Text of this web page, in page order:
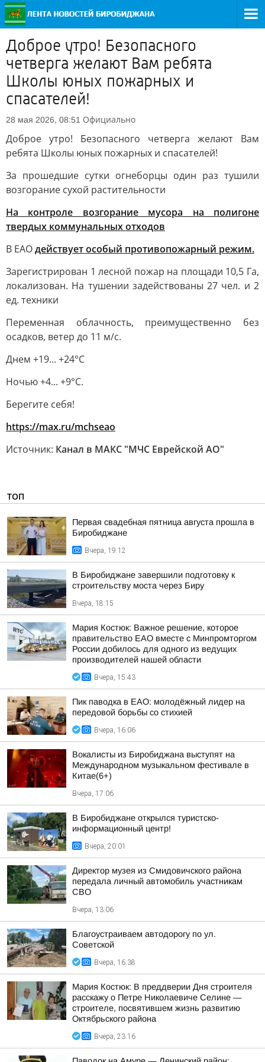
Доброе утро! Безопасного
четверга желают Вам ребята
Школы юных пожарных и
спасателей!
28 мая 2026, 08:51 Официально
Доброе утро! Безопасного четверга желают Вам
ребята Школы юных пожарных и спасателей!
За прошедшие сутки огнеборцы один раз тушили
возгорание сухой растительности
На контроле возгорание мусора на полигоне
твердых коммунальных отходов
В ЕАОдействует особый противопожарный режим.
Зарегистрирован 1 лесной пожар на площади 10,5 Га,
локализован. На тушении задействованы 27 чел. и 2
ед. техники
Переменная облачность, преимущественно без
осадков, ветер до 11 м/с.
Днем +19... +24°С
Ночью +4... +9°С.
Берегите себя!
https://max.ru/mchseao
Источник: Канал в МАКС "МЧС Еврейской АО"
ТОП
Первая свадебная пятница августа прошла в
Биробиджане
Вчера, 19:12
В Биробиджане завершили подготовку к
строительству моста через Биру
Вчера, 18:15
Мария Костюк: Важное решение, которое
правительство ЕАО вместе с Минпромторгом
России добилось для одного из ведущих
производителей нашей области
Вчера, 15:43
Пик паводка в ЕАО: молодёжный лидер на
передовой борьбы со стихией
Вчера, 16:06
Вокалисты из Биробиджана выступят на
Международном музыкальном фестивале в
Китае(6+)
Вчера, 17:06
В Биробиджане открылся туристско-
информационный центр!
Вчера, 20:01
Директор музея из Смидовичского района
передала личный автомобиль участникам
СВО
Вчера, 13:06
Благоустраиваем автодорогу по ул.
Советской
Вчера, 16:38
Мария Костюк: В преддверии Дня строителя
расскажу о Петре Николаевиче Селине —
строителе, посвятившем жизнь развитию
Октябрьского района
Вчера, 23:16